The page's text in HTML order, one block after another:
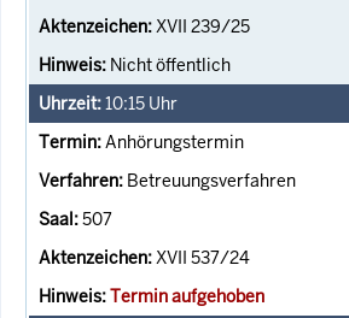
XVII 239/25
Nicht öffentlich
10:15 Uhr
Anhörungstermin
Betreuungsverfahren
507
XVII 537/24
Termin aufgehoben